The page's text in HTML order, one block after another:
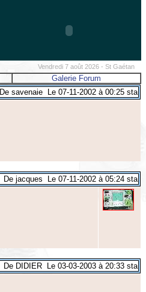
Vendredi 7 août 2026 - St Gaétan
Galerie Forum
De savenaie Le 07-11-2002 à 00:25 sta
De jacques Le 07-11-2002 à 05:24 sta
De DIDIER Le 03-03-2003 à 20:33 sta